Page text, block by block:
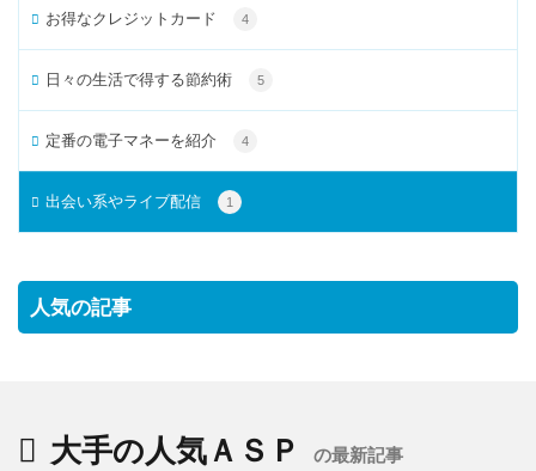
お得なクレジットカード 4
日々の生活で得する節約術 5
定番の電子マネーを紹介 4
出会い系やライブ配信 1
人気の記事
大手の人気ＡＳＰ の最新記事